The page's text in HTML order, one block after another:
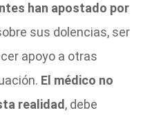
han apostado por
sus dolencias, ser
apoyo a otras
El médico no
realidad , debe